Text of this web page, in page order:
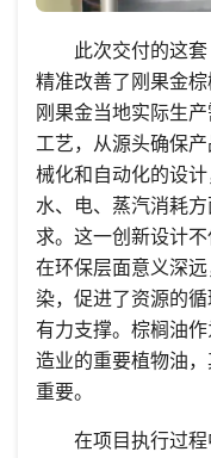
此次交付的这套
精准改善了刚果金
刚果金当地实际生
工艺，从源头确保
械化和自动化的设
水、电、蒸汽消耗
求。这一创新设计
在环保层面意义深
染，促进了资源的
有力支撑。棕榈油
造业的重要植物油
重要。
在项目执行过